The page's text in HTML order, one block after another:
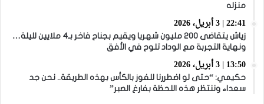
منزله
22:41 | 3 أبريل، 2026
زياش يتقاضى 200 مليون شهريا ويقيم بجناح فاخر بـ4 ملايين لليلة…
ونهاية التجربة مع الوداد تلوح في الأفق
13:50 | 3 أبريل، 2026
حكيمي: “حتى لو اضطررنا للفوز بالكأس بهذه الطريقة.. نحن جد
سعداء وننتظر هذه اللحظة بفارغ الصبر”